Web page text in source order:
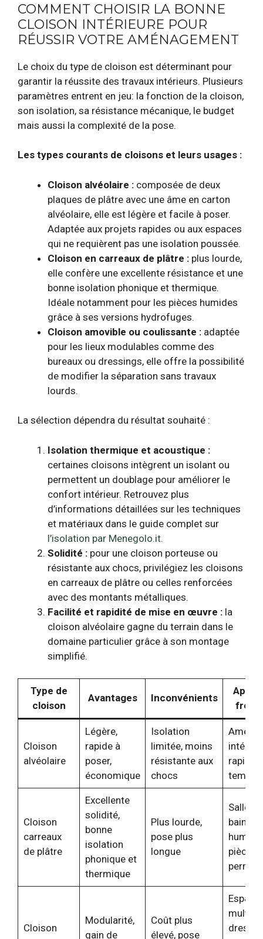
COMMENT CHOISIR LA BONNE
CLOISON INTÉRIEURE POUR
RÉUSSIR VOTRE AMÉNAGEMENT
Le choix du type de cloison est déterminant pour
garantir la réussite des travaux intérieurs. Plusieurs
paramètres entrent en jeu: la fonction de la cloison,
son isolation, sa résistance mécanique, le budget
mais aussi la complexité de la pose.
Les types courants de cloisons et leurs usages :
Cloison alvéolaire : composée de deux
plaques de plâtre avec une âme en carton
alvéolaire, elle est légère et facile à poser.
Adaptée aux projets rapides ou aux espaces
qui ne requièrent pas une isolation poussée.
Cloison en carreaux de plâtre : plus lourde,
elle confère une excellente résistance et une
bonne isolation phonique et thermique.
Idéale notamment pour les pièces humides
grâce à ses versions hydrofuges.
Cloison amovible ou coulissante : adaptée
pour les lieux modulables comme des
bureaux ou dressings, elle offre la possibilité
de modifier la séparation sans travaux
lourds.
La sélection dépendra du résultat souhaité :
Isolation thermique et acoustique :
certaines cloisons intègrent un isolant ou
permettent un doublage pour améliorer le
confort intérieur. Retrouvez plus
d’informations détaillées sur les techniques
et matériaux dans le guide complet sur
l’isolation par Menegolo.it.
Solidité : pour une cloison porteuse ou
résistante aux chocs, privilégiez les cloisons
en carreaux de plâtre ou celles renforcées
avec des montants métalliques.
Facilité et rapidité de mise en œuvre : la
cloison alvéolaire gagne du terrain dans le
domaine particulier grâce à son montage
simplifié.
Type de
cloison
Avantages Inconvénients
Cloison
alvéolaire
Légère,
rapide à
poser,
économique
Isolation
limitée, moins
résistante aux
chocs
rapide,
Cloison
carreaux
de plâtre
Excellente
solidité,
bonne
isolation
phonique et
thermique
Plus lourde,
pose plus
longue
Salles
bains,
pièces
Cloison
Modularité,
gain de
Coût plus
élevé, pose